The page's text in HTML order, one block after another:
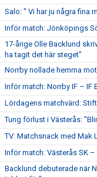
Salo: " Vi har ju några fina
Inför match: Jönköpings
17-årige Olle Backlund
ha tagit det här steget"
Norrby nollade hemma mot
Inför match: Norrby IF – IF
Lördagens matchvärd:
Tung förlust i Västerås:
TV: Matchsnack med Mak
Inför match: Västerås SK –
Backlund debuterade när